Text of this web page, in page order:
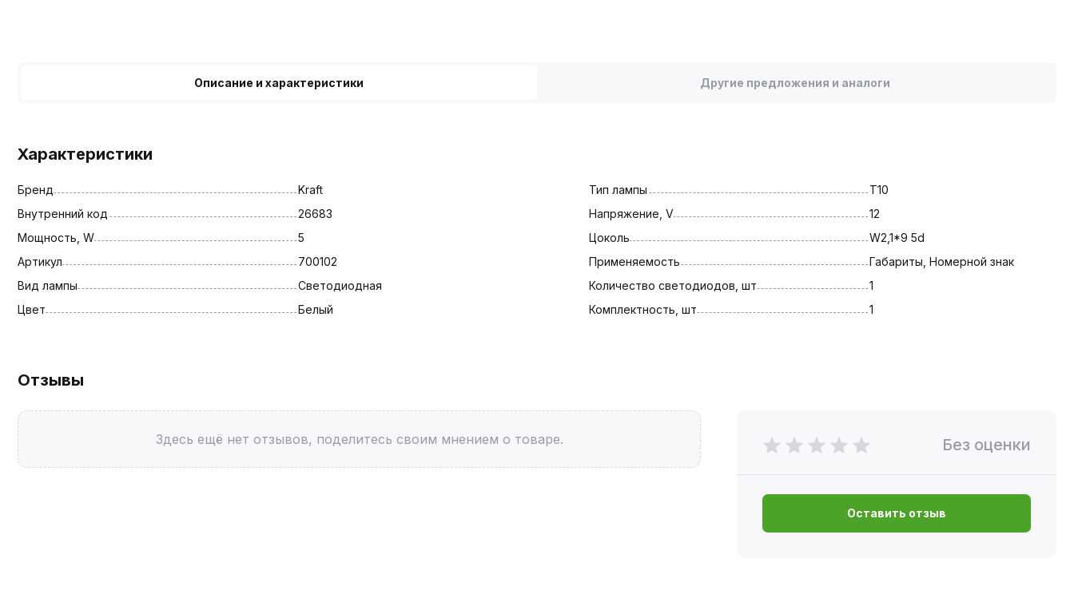
Описание и характеристики Другие предложения и аналоги
Характеристики
Бренд
Kraft
Внутренний код
26683
Мощность, W
5
Артикул
700102
Вид лампы
Светодиодная
Цвет
Белый
Тип лампы
T10
Напряжение, V
12
Цоколь
W2,1*9 5d
Применяемость
Габариты, Номерной знак
Количество светодиодов, шт
1
Комплектность, шт
1
Отзывы
Здесь ещё нет отзывов, поделитесь своим мнением о товаре. Без оценки
Оставить отзыв